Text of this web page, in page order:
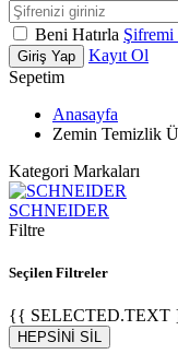
Beni Hatırla
Giriş Yap
Kayıt Ol
Sepetim
Anasayfa
Zemin Temizlik
Kategori Markaları
SCHNEIDER
Filtre
Seçilen Filtreler
{{ SELECTED.TEXT
HEPSİNİ SİL